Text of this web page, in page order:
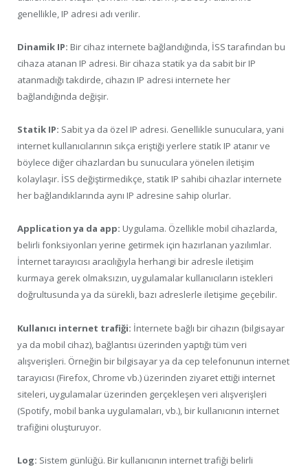
genellikle, IP adresi adı verilir.
Dinamik IP: Bir cihaz internete bağlandığında, İSS tarafından bu
cihaza atanan IP adresi. Bir cihaza statik ya da sabit bir IP
atanmadığı takdirde, cihazın IP adresi internete her
bağlandığında değişir.
Statik IP: Sabit ya da özel IP adresi. Genellikle sunuculara, yani
internet kullanıcılarının sıkça eriştiği yerlere statik IP atanır ve
böylece diğer cihazlardan bu sunuculara yönelen iletişim
kolaylaşır. İSS değiştirmedikçe, statik IP sahibi cihazlar internete
her bağlandıklarında aynı IP adresine sahip olurlar.
Application ya da app: Uygulama. Özellikle mobil cihazlarda,
belirli fonksiyonları yerine getirmek için hazırlanan yazılımlar.
İnternet tarayıcısı aracılığıyla herhangi bir adresle iletişim
kurmaya gerek olmaksızın, uygulamalar kullanıcıların istekleri
doğrultusunda ya da sürekli, bazı adreslerle iletişime geçebilir.
Kullanıcı internet trafiği: İnternete bağlı bir cihazın (bilgisayar
ya da mobil cihaz), bağlantısı üzerinden yaptığı tüm veri
alışverişleri. Örneğin bir bilgisayar ya da cep telefonunun internet
tarayıcısı (Firefox, Chrome vb.) üzerinden ziyaret ettiği internet
siteleri, uygulamalar üzerinden gerçekleşen veri alışverişleri
(Spotify, mobil banka uygulamaları, vb.), bir kullanıcının internet
trafiğini oluşturuyor.
Log: Sistem günlüğü. Bir kullanıcının internet trafiği belirli